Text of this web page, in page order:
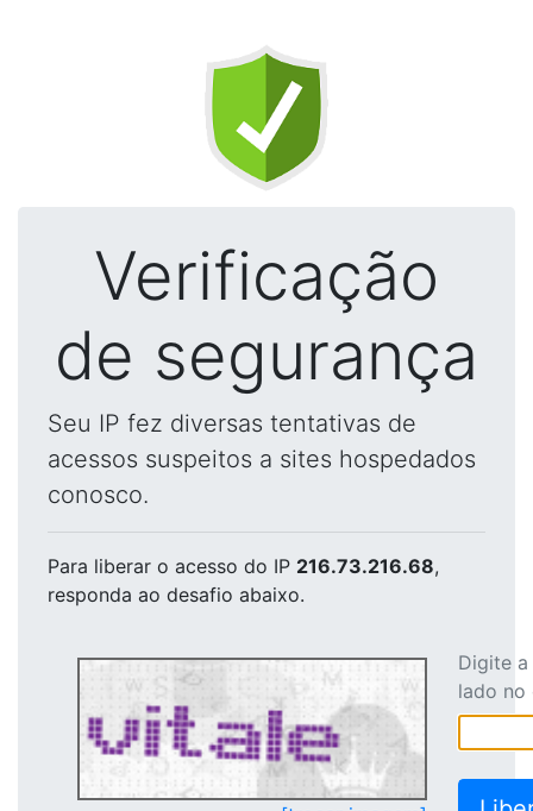
Verificação
de segurança
Seu IP fez diversas tentativas de
acessos suspeitos a sites hospedados
conosco.
Para liberar o acesso do IP 216.73.216.68,
responda ao desafio abaixo.
Digite
lado no